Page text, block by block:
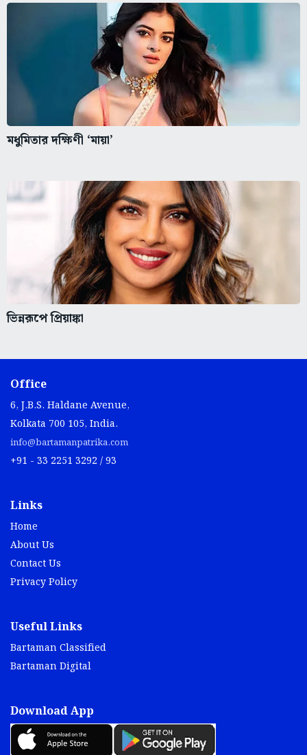
মধুমিতার দক্ষিণী ‘মায়া’
ভিন্নরূপে প্রিয়াঙ্কা
Office
6, J.B.S. Haldane Avenue,
Kolkata 700 105, India.
info@bartamanpatrika.com
+91 - 33 2251 3292 / 93
Links
Home
About Us
Contact Us
Privacy Policy
Useful Links
Bartaman Classified
Bartaman Digital
Download App